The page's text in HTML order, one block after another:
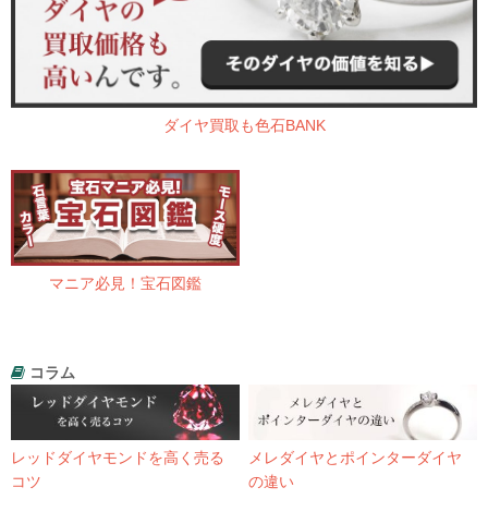
ダイヤ買取も色石BANK
マニア必見！宝石図鑑
コラム
レッドダイヤモンドを高く売る
コツ
メレダイヤとポインターダイヤ
の違い